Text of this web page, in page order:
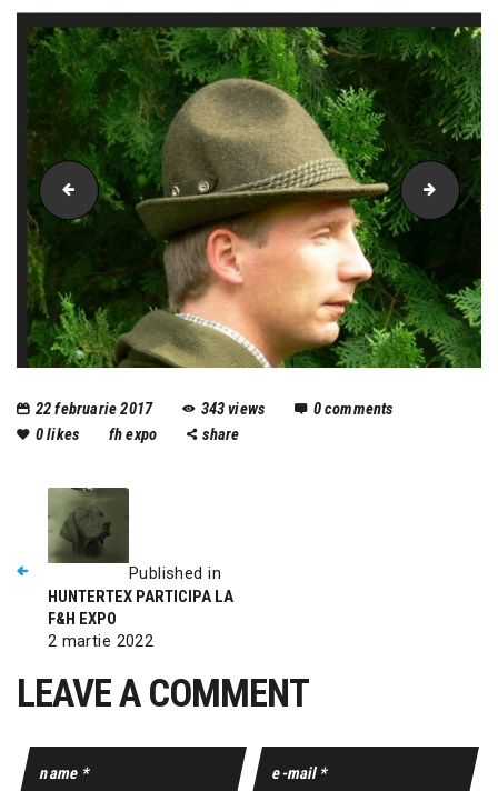
4 (1)
22 februarie 2017 343views 0comments
0likes fh expo share
Published in
HUNTERTEX PARTICIPA LA
F&H EXPO
2 martie 2022
LEAVE A COMMENT